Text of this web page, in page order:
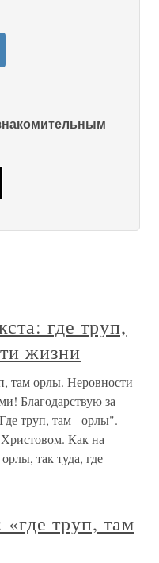
где труп,
жизни
там орлы. Неровности
Благодарствую за
труп, там - орлы".
Как на
так туда, где
труп, там